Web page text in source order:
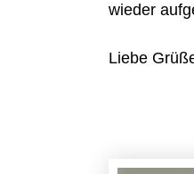
wieder
Liebe